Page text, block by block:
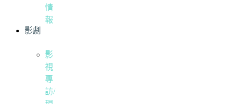
情
報
影劇
影
視
專
訪/